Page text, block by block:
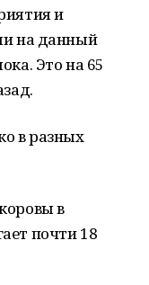
и
на данный
Это на 65
в разных
в
почти 18